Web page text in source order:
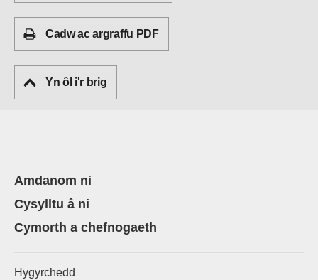
Cadw ac argraffu PDF
Yn ôl i'r brig
Amdanom ni
Cysylltu â ni
Cymorth a chefnogaeth
Hygyrchedd